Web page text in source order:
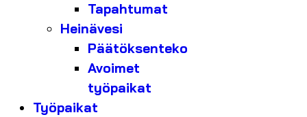
Tapahtumat
Heinävesi
Päätöksenteko
Avoimet
työpaikat
Työpaikat